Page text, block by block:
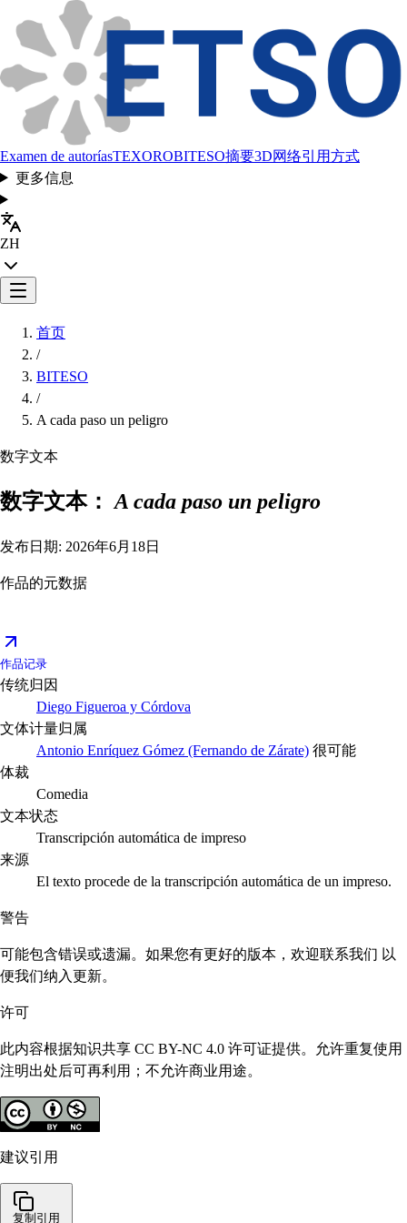
Examen de autoríasTEXOROBITESO摘要3D网络引用方式
更多信息
ZH
首页
/
BITESO
/
A cada paso un peligro
数字文本
数字文本：A cada paso un peligro
发布日期: 2026年6月18日
作品的元数据
作品记录
传统归因
Diego Figueroa y Córdova
文体计量归属
Antonio Enríquez Gómez (Fernando de Zárate) 很可能
体裁
Comedia
文本状态
Transcripción automática de impreso
来源
El texto procede de la transcripción automática de un impreso.
警告
可能包含错误或遗漏。如果您有更好的版本，欢迎联系我们 以
便我们纳入更新。
许可
此内容根据知识共享 CC BY-NC 4.0 许可证提供。允许重复使用
注明出处后可再利用；不允许商业用途。
建议引用
复制引用